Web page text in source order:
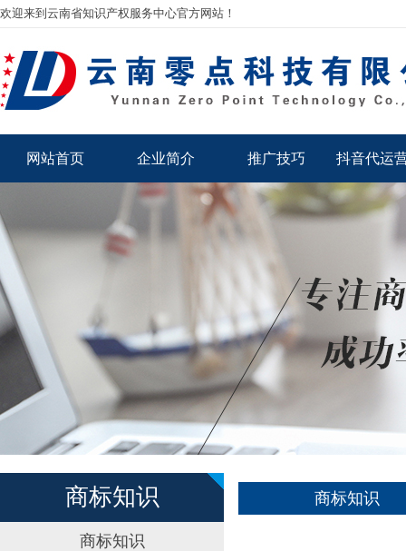
欢迎来到云南省知识产权服务中心官方网站！
网站首页 企业简介 推广技巧 抖音代运
商标知识
商标知识
商标知识